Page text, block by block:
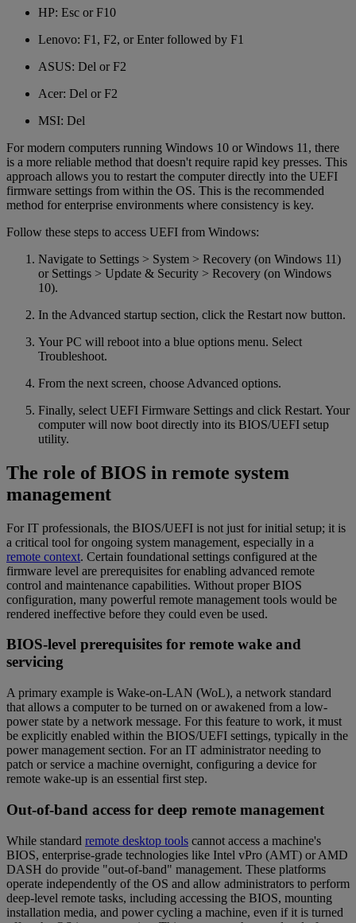
HP: Esc or F10
Lenovo: F1, F2, or Enter followed by F1
ASUS: Del or F2
Acer: Del or F2
MSI: Del
For modern computers running Windows 10 or Windows 11, there
is a more reliable method that doesn't require rapid key presses. This
approach allows you to restart the computer directly into the UEFI
firmware settings from within the OS. This is the recommended
method for enterprise environments where consistency is key.
Follow these steps to access UEFI from Windows:
Navigate to Settings > System > Recovery (on Windows 11)
or Settings > Update & Security > Recovery (on Windows
10).
In the Advanced startup section, click the Restart now button.
Your PC will reboot into a blue options menu. Select
Troubleshoot.
From the next screen, choose Advanced options.
Finally, select UEFI Firmware Settings and click Restart. Your
computer will now boot directly into its BIOS/UEFI setup
utility.
The role of BIOS in remote system
management
For IT professionals, the BIOS/UEFI is not just for initial setup; it is
a critical tool for ongoing system management, especially in a
remote context. Certain foundational settings configured at the
firmware level are prerequisites for enabling advanced remote
control and maintenance capabilities. Without proper BIOS
configuration, many powerful remote management tools would be
rendered ineffective before they could even be used.
BIOS-level prerequisites for remote wake and
servicing
A primary example is Wake-on-LAN (WoL), a network standard
that allows a computer to be turned on or awakened from a low-
power state by a network message. For this feature to work, it must
be explicitly enabled within the BIOS/UEFI settings, typically in the
power management section. For an IT administrator needing to
patch or service a machine overnight, configuring a device for
remote wake-up is an essential first step.
Out-of-band access for deep remote management
While standard remote desktop tools cannot access a machine's
BIOS, enterprise-grade technologies like Intel vPro (AMT) or AMD
DASH do provide "out-of-band" management. These platforms
operate independently of the OS and allow administrators to perform
deep-level remote tasks, including accessing the BIOS, mounting
installation media, and power cycling a machine, even if it is turned